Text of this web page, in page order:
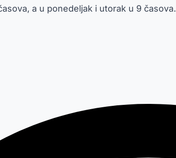
a u ponedeljak i utorak u 9 časova.